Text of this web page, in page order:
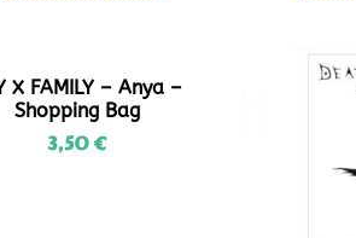
X FAMILY – Anya –
Shopping Bag
3,50€